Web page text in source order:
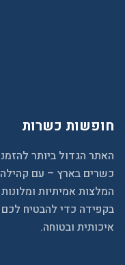
חופשות כשרות
האתר הגדול ביותר
כשרים בארץ – עם
המלצות אמיתיות
בקפידה כדי להבטיח
איכותית ובטוחה.